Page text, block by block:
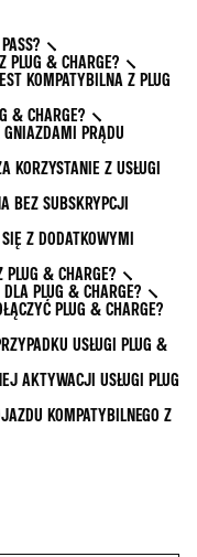
PLUG & CHARGE?
KOMPATYBILNA Z PLUG
& CHARGE?
PRĄDU
KORZYSTANIE Z USŁUGI
BEZ SUBSKRYPCJI
Z DODATKOWYMI
& CHARGE?
PLUG & CHARGE?
PLUG & CHARGE?
USŁUGI PLUG &
AKTYWACJI USŁUGI PLUG
KOMPATYBILNEGO Z